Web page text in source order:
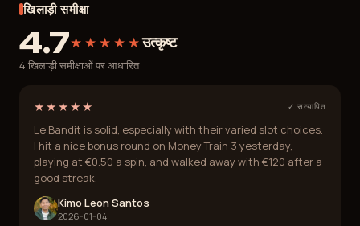
खिलाड़ी समीक्षा
4.7★★★★★उत्कृष्ट
4 खिलाड़ी समीक्षाओं पर आधारित
★★★★★ ✓ सत्यापित
Le Bandit is solid, especially with their varied slot choices.
I hit a nice bonus round on Money Train 3 yesterday,
playing at €0.50 a spin, and walked away with €120 after a
good streak.
Kimo Leon Santos
2026-01-04